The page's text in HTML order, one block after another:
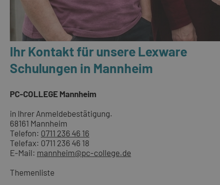
Ihr Kontakt für unsere Lexware
Schulungen in Mannheim
PC-COLLEGE Mannheim
in Ihrer Anmeldebestätigung.
68161 Mannheim
Telefon: 0711 236 46 16
Telefax: 0711 236 46 18
E-Mail: mannheim@pc-college.de
Themenliste